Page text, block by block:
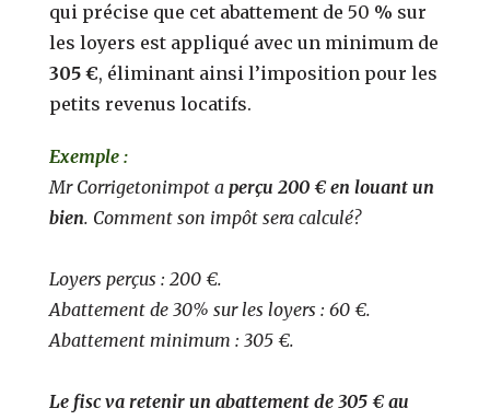
qui précise que cet abattement de 50 % sur
les loyers est appliqué avec un minimum de
305 €, éliminant ainsi l’imposition pour les
petits revenus locatifs.
Exemple :
Mr Corrigetonimpot aperçu 200 € en louant un
bien. Comment son impôt sera calculé?
Loyers perçus : 200 €.
Abattement de 30% sur les loyers : 60 €.
Abattement minimum : 305 €.
Le fisc va retenir un abattement de 305 € au